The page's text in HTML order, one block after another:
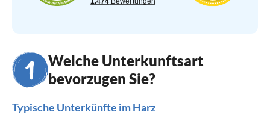
Welche Unterkunftsart
bevorzugen Sie?
Typische Unterkünfte im Harz